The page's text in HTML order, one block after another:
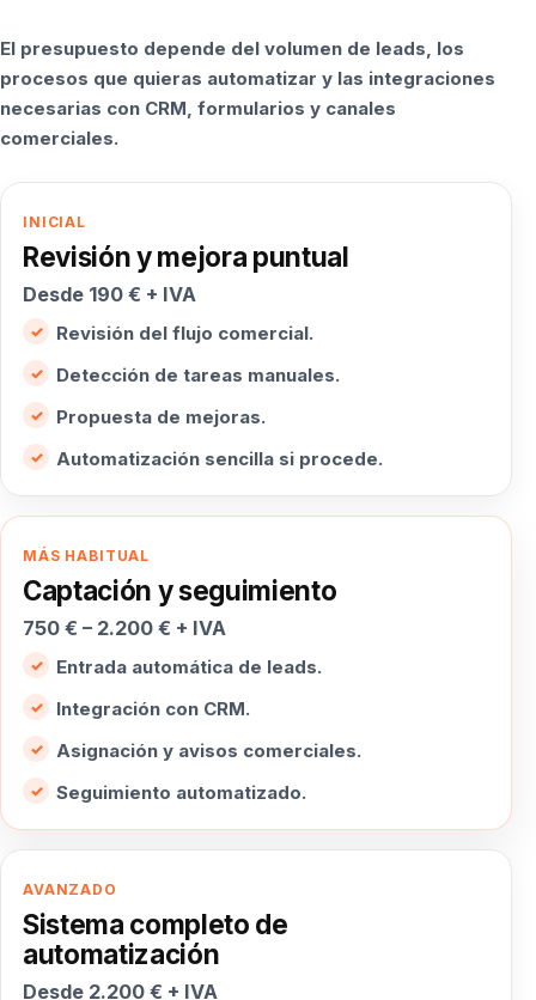
El presupuesto depende del volumen de leads, los
procesos que quieras automatizar y las integraciones
necesarias con CRM, formularios y canales
comerciales.
INICIAL
Revisión y mejora puntual
Desde 190 € + IVA
Revisión del flujo comercial.
Detección de tareas manuales.
Propuesta de mejoras.
Automatización sencilla si procede.
MÁS HABITUAL
Captación y seguimiento
750 € – 2.200 € + IVA
Entrada automática de leads.
Integración con CRM.
Asignación y avisos comerciales.
Seguimiento automatizado.
AVANZADO
Sistema completo de
automatización
Desde 2.200 € + IVA